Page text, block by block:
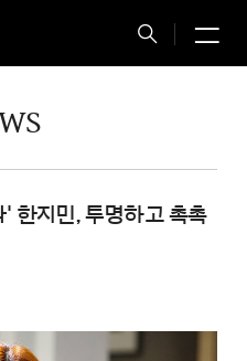
Total
한지민, 투명하고 촉촉